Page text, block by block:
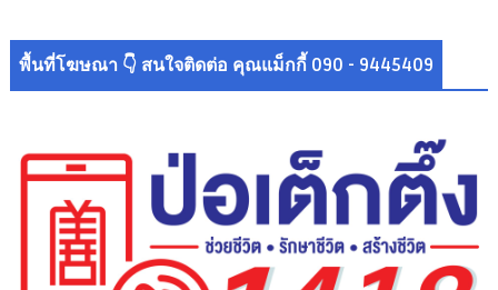
พื้นที่โฆษณา 👇 สนใจติดต่อ คุณแม็กกี้ 090 - 9445409